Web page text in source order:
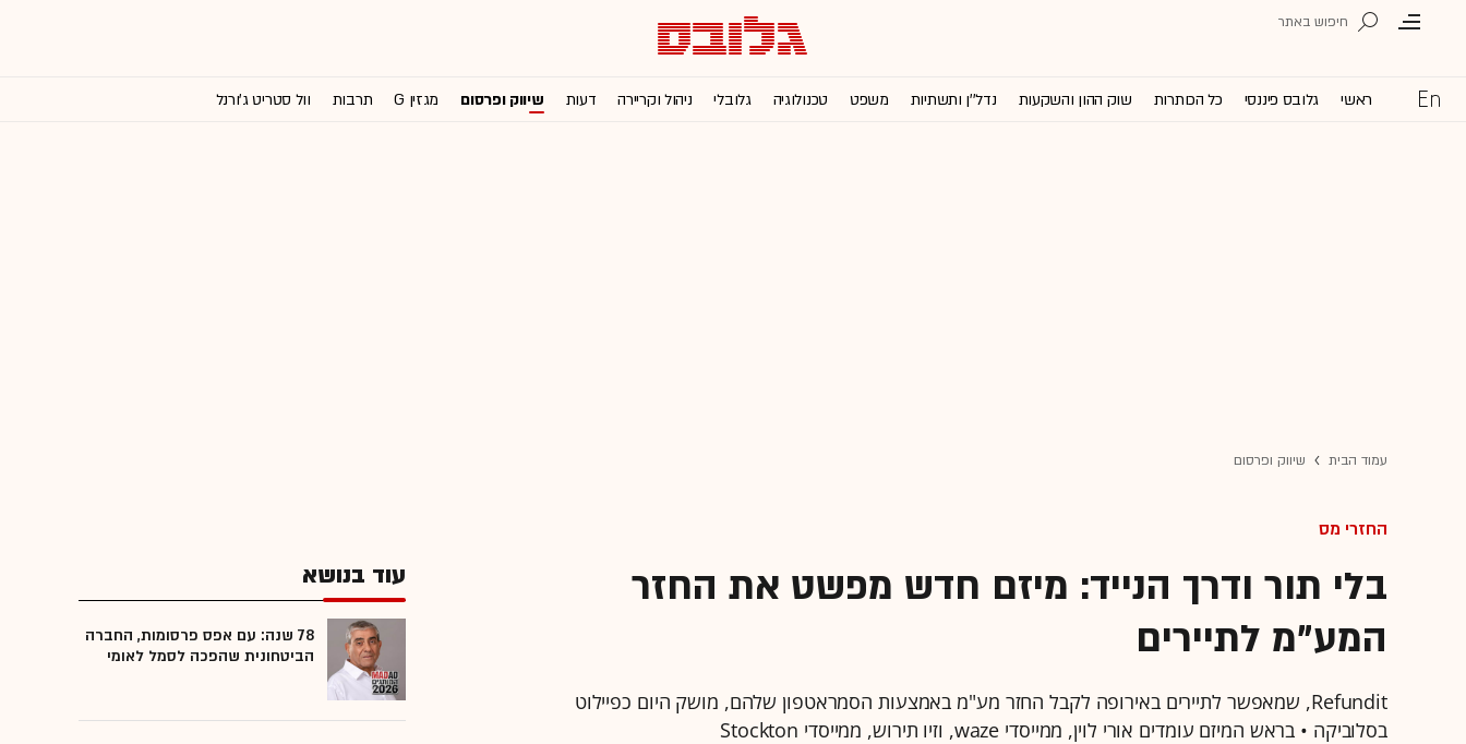
ראשי גלובס פיננסי כל הכותרות שוק ההון והשקעות נדל''ן ותשתיות משפט טכנולוגיה גלובלי ניהול וקריירה דעות שיווק ופרסום מגזין G תרבות וול סטריט ג'ורנל
עמוד הבית שיווק ופרסום
החזרי מס
בלי תור ודרך הנייד: מיזם חדש מפשט את החזר
המע"מ לתיירים
Refundit, שמאפשר לתיירים באירופה לקבל החזר מע"מ באמצעות הסמראטפון שלהם, מושק היום כפיילוט
בסלוביקה • בראש המיזם עומדים אורי לוין, ממייסדי waze, וזיו תירוש, ממייסדי Stockton
עוד בנושא
78 שנה: עם אפס פרסומות, החברה
הביטחונית שהפכה לסמל לאומי